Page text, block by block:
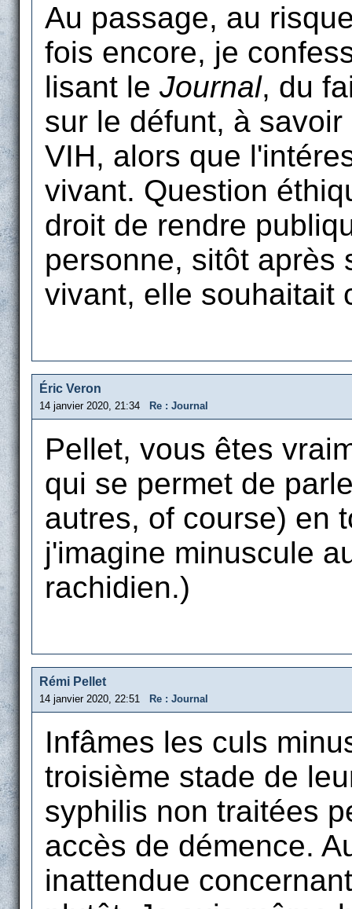
Au passage, au
fois encore, je
lisant le Journal, du
sur le défunt, à
VIH, alors que
vivant. Question
droit de rendre
personne, sitôt après
vivant, elle souhaitait
Éric Veron
14 janvier 2020, 21:34 Re : Journal
Pellet, vous êtes
qui se permet de
autres, of course) en
j'imagine minuscule
rachidien.)
Rémi Pellet
14 janvier 2020, 22:51 Re : Journal
Infâmes les culs
troisième stade de
syphilis non traitées
accès de démence.
inattendue